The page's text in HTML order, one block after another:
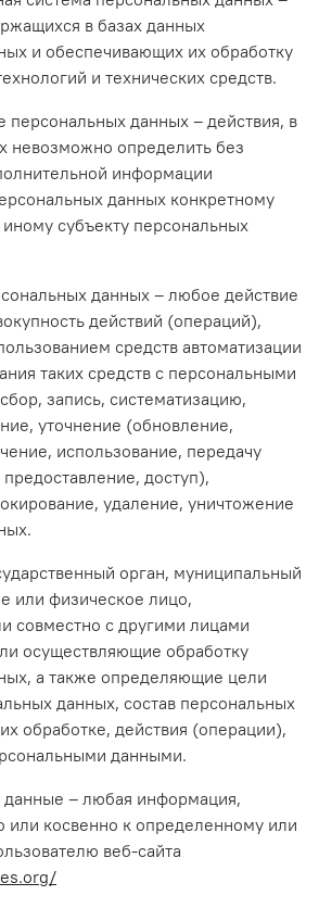
в базах данных
и обеспечивающих их обработку
и технических средств.
персональных данных – действия, в
невозможно определить без
информации
данных конкретному
субъекту персональных
данных – любое действие
действий (операций),
средств автоматизации
таких средств с персональными
запись, систематизацию,
уточнение (обновление,
использование, передачу
доступ),
удаление, уничтожение
орган, муниципальный
или физическое лицо,
совместно с другими лицами
осуществляющие обработку
а также определяющие цели
данных, состав персональных
обработке, действия (операции),
данными.
– любая информация,
или косвенно к определенному или
веб-сайта